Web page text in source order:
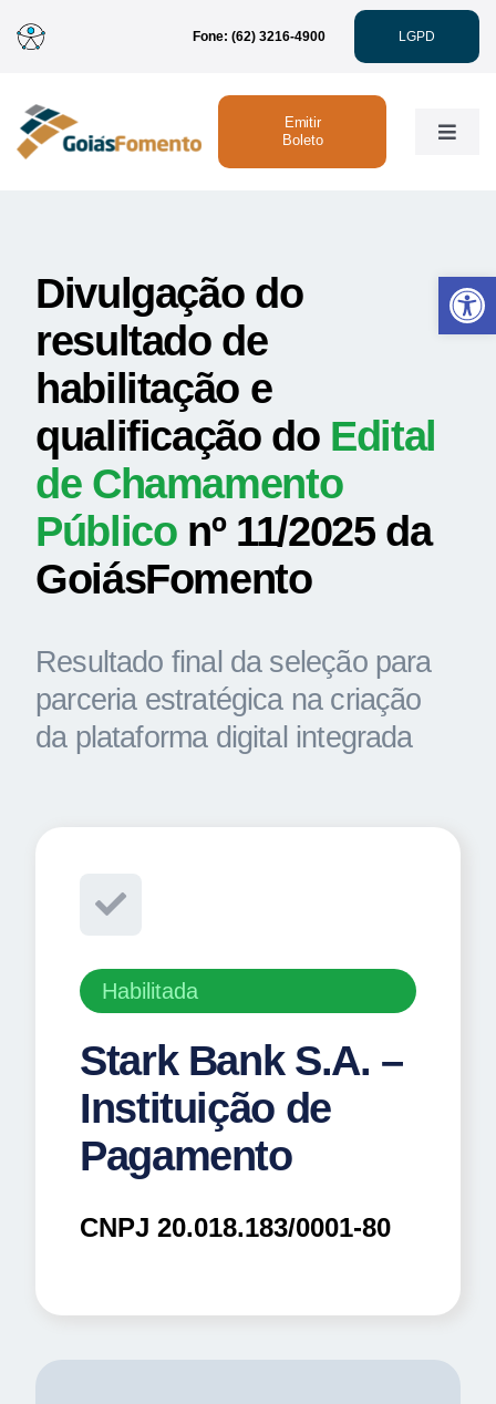
Abrir
para
conteúdo
Fone: (62) 3216-4900 LGPD
Toggle
Linhas de Crédito
Atendimento
Sustentabilidade
Acesso à Informação
Emitir
Boleto
Divulgação do
resultado de
habilitação e
qualificação do Edital
de Chamamento
Públiconº 11/2025 da
GoiásFomento
Resultado final da seleção para
parceria estratégica na criação
da plataforma digital integrada
Habilitada
Stark Bank S.A. –
Instituição de
Pagamento
CNPJ 20.018.183/0001-80